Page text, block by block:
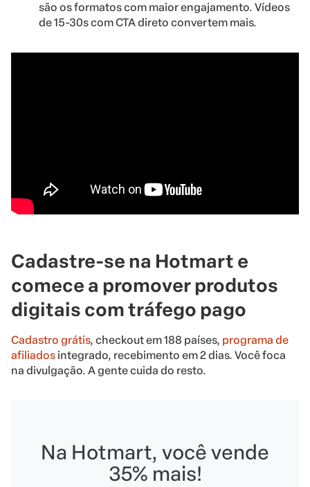
são os formatos com maior engajamento. Vídeos
de 15-30s com CTA direto convertem mais.
Cadastre-se na Hotmart e
comece a promover produtos
digitais com tráfego pago
Cadastro grátis, checkout em 188 países, programa de
afiliados integrado, recebimento em 2 dias. Você foca
na divulgação. A gente cuida do resto.
Na Hotmart, você vende
35% mais!